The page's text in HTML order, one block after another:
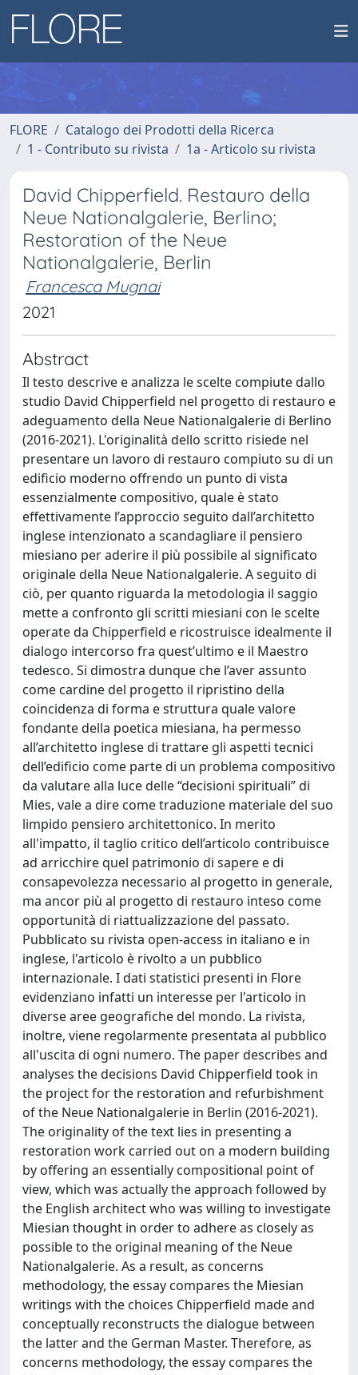
FLORE
Catalogo dei Prodotti della Ricerca
1 - Contributo su rivista
1a - Articolo su rivista
David Chipperfield. Restauro della
Neue Nationalgalerie, Berlino;
Restoration of the Neue
Nationalgalerie, Berlin
Francesca Mugnai
2021
Abstract
Il testo descrive e analizza le scelte compiute dallo
studio David Chipperfield nel progetto di restauro e
adeguamento della Neue Nationalgalerie di Berlino
(2016-2021). L'originalità dello scritto risiede nel
presentare un lavoro di restauro compiuto su di un
edificio moderno offrendo un punto di vista
essenzialmente compositivo, quale è stato
effettivamente l’approccio seguito dall’architetto
inglese intenzionato a scandagliare il pensiero
miesiano per aderire il più possibile al significato
originale della Neue Nationalgalerie. A seguito di
ciò, per quanto riguarda la metodologia il saggio
mette a confronto gli scritti miesiani con le scelte
operate da Chipperfield e ricostruisce idealmente il
dialogo intercorso fra quest’ultimo e il Maestro
tedesco. Si dimostra dunque che l’aver assunto
come cardine del progetto il ripristino della
coincidenza di forma e struttura quale valore
fondante della poetica miesiana, ha permesso
all’architetto inglese di trattare gli aspetti tecnici
dell’edificio come parte di un problema compositivo
da valutare alla luce delle “decisioni spirituali” di
Mies, vale a dire come traduzione materiale del suo
limpido pensiero architettonico. In merito
all'impatto, il taglio critico dell’articolo contribuisce
ad arricchire quel patrimonio di sapere e di
consapevolezza necessario al progetto in generale,
ma ancor più al progetto di restauro inteso come
opportunità di riattualizzazione del passato.
Pubblicato su rivista open-access in italiano e in
inglese, l'articolo è rivolto a un pubblico
internazionale. I dati statistici presenti in Flore
evidenziano infatti un interesse per l'articolo in
diverse aree geografiche del mondo. La rivista,
inoltre, viene regolarmente presentata al pubblico
all'uscita di ogni numero. The paper describes and
analyses the decisions David Chipperfield took in
the project for the restoration and refurbishment
of the Neue Nationalgalerie in Berlin (2016-2021).
The originality of the text lies in presenting a
restoration work carried out on a modern building
by offering an essentially compositional point of
view, which was actually the approach followed by
the English architect who was willing to investigate
Miesian thought in order to adhere as closely as
possible to the original meaning of the Neue
Nationalgalerie. As a result, as concerns
methodology, the essay compares the Miesian
writings with the choices Chipperfield made and
conceptually reconstructs the dialogue between
the latter and the German Master. Therefore, as
concerns methodology, the essay compares the